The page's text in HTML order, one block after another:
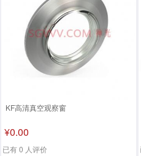
KF高清真空观察窗
¥0.00
已有 0 人评价